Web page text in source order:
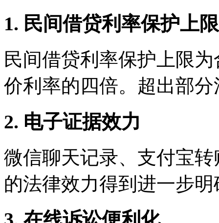
1. 民间借贷利率保护上限
民间借贷利率保护上限
价利率的四倍。超出部
2. 电子证据效力
微信聊天记录、支付宝
的法律效力得到进一步明